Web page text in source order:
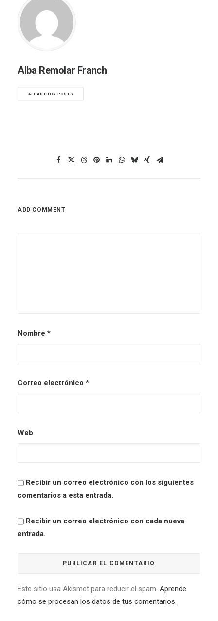
Alba Remolar Franch
ALL AUTHOR POSTS
ADD COMMENT
Nombre *
Correo electrónico *
Web
Recibir un correo electrónico con los siguientes
comentarios a esta entrada.
Recibir un correo electrónico con cada nueva
entrada.
Este sitio usa Akismet para reducir el spam. Aprende
cómo se procesan los datos de tus comentarios.